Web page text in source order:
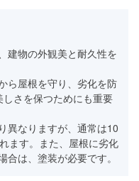
建物の外観美と耐久性を
ら屋根を守り、劣化を防
さを保つためにも重要
異なりますが、通常は10
ます。また、屋根に劣化
は、塗装が必要です。